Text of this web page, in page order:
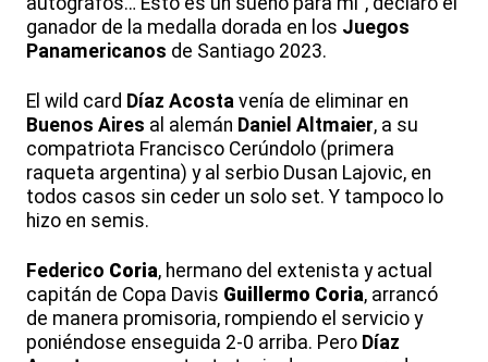
ganador de la medalla dorada en los Juegos
Panamericanos de Santiago 2023.
El wild card Díaz Acosta venía de eliminar en
Buenos Aires al alemán Daniel Altmaier, a su
compatriota Francisco Cerúndolo (primera
raqueta argentina) y al serbio Dusan Lajovic, en
todos casos sin ceder un solo set. Y tampoco lo
hizo en semis.
Federico Coria, hermano del extenista y actual
capitán de Copa Davis Guillermo Coria, arrancó
de manera promisoria, rompiendo el servicio y
poniéndose enseguida 2-0 arriba. Pero Díaz